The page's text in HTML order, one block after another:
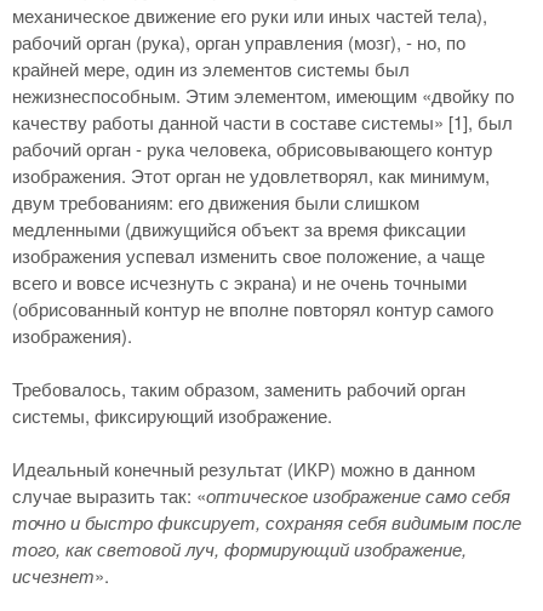
механическое движение его руки или иных частей тела),
рабочий орган (рука), орган управления (мозг), - но, по
крайней мере, один из элементов системы был
нежизнеспособным. Этим элементом, имеющим «двойку по
качеству работы данной части в составе системы» [1], был
рабочий орган - рука человека, обрисовывающего контур
изображения. Этот орган не удовлетворял, как минимум,
двум требованиям: его движения были слишком
медленными (движущийся объект за время фиксации
изображения успевал изменить свое положение, а чаще
всего и вовсе исчезнуть с экрана) и не очень точными
(обрисованный контур не вполне повторял контур самого
изображения).
Требовалось, таким образом, заменить рабочий орган
системы, фиксирующий изображение.
Идеальный конечный результат (ИКР) можно в данном
случае выразить так: «оптическое изображение само себя
точно и быстро фиксирует, сохраняя себя видимым после
того, как световой луч, формирующий изображение,
исчезнет».